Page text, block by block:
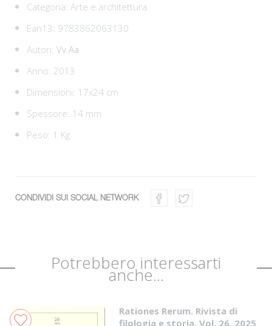
Categoria: Arte e architettura
Ean13: 9783862063130
Autori: Vv Aa
Anno: 2013
Dimensioni: 17x24 cm
Spessore: 14 mm
Peso: 1 Kg
CONDIVIDI SUI SOCIAL NETWORK
Potrebbero interessarti
anche...
Rationes Rerum. Rivista di
filologia e storia. Vol. 26. 2025